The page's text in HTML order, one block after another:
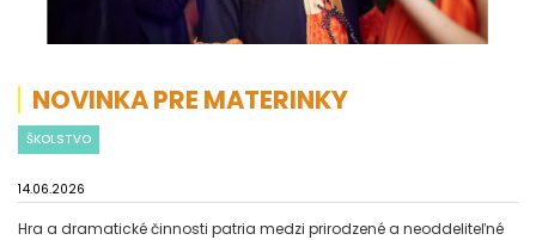
NOVINKA PRE MATERINKY
ŠKOLSTVO
14.06.2026
Hra a dramatické činnosti patria medzi prirodzené a neoddeliteľné